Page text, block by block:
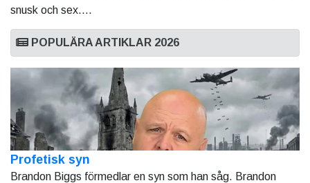
snusk och sex....
POPULÄRA ARTIKLAR 2026
Profetisk syn
Brandon Biggs förmedlar en syn som han såg. Brandon